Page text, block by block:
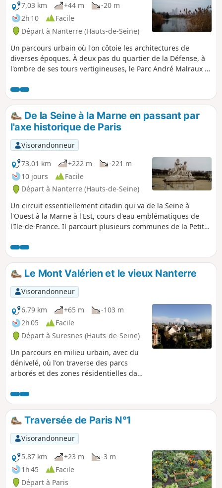
7,03 km
+44 m
-20 m
2h 10
Facile
Départ à Nanterre (Hauts-de-Seine)
Un parcours urbain où l'on côtoie les architectures de
diverses époques. À deux pas du quartier de la Défense, à
l'ombre de ses tours vertigineuses, le Parc André Malraux et
De la Seine à la Marne en passant par
l'axe historique de Paris
Visorandonneur
73,01 km
+222 m
-221 m
10 jours
Facile
Départ à Nanterre (Hauts-de-Seine)
Un circuit essentiellement citadin qui va de la Seine à
l'Ouest à la Marne à l'Est, cours d'eau emblématiques de
l'Ile-de-France. Il parcourt plusieurs communes de la Petite
coins tranquilles et d'un patrimoine diversifié. Il traverse
Paris par son axe historique et la fameuse perspective des
Champs-Élysées.
Le Mont Valérien et le vieux Nanterre
Visorandonneur
6,79 km
+65 m
-103 m
2h 05
Facile
Départ à Suresnes (Hauts-de-Seine)
Un parcours en milieu urbain, avec du
dénivelé, où l'on traverse des parcs
arborés et des zones résidentielles dans
nombreux points de vue sur Paris et les
grands ensembles du Val de Seine, un
passage mémoriel au Fort du Mont
Valérien, un ancien moulin à vent et une
ancienne grange.
Traversée de Paris N°1
Visorandonneur
5,87 km
+23 m
-3 m
1h 45
Facile
Départ à Paris